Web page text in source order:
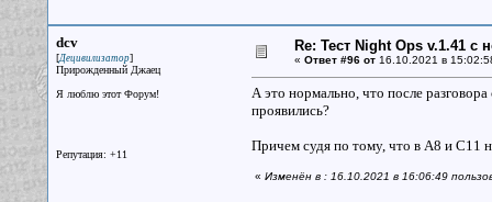
dcv
[Децивилизатор]
Прирожденный Джаец
Я люблю этот Форум!
Репутация: +11
Re: Тест Night Ops v.1.41 с
« Ответ #96 от16.10.2021 в
А это нормально, что после
проявились?
Причем судя по тому, что в А8 и С11
« Изменён в : 16.10.2021 в 16:06:49